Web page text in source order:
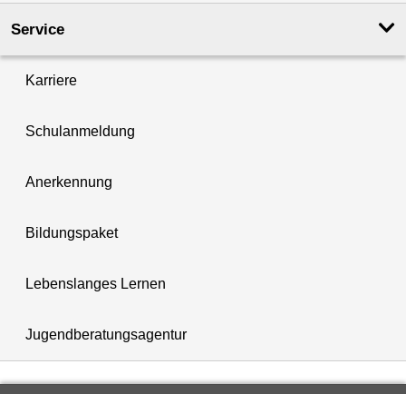
Service
Karriere
Schulanmeldung
Anerkennung
Bildungspaket
Lebenslanges Lernen
Jugendberatungsagentur